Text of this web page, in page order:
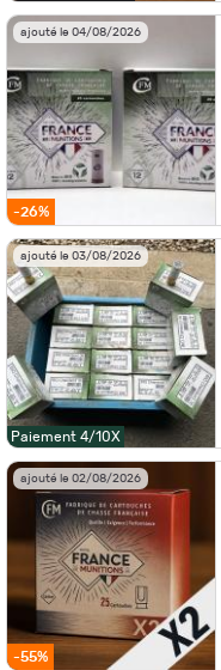
ajouté le 04/08/2026
-26%
ajouté le 03/08/2026
Paiement 4/10X
ajouté le 02/08/2026
-55%